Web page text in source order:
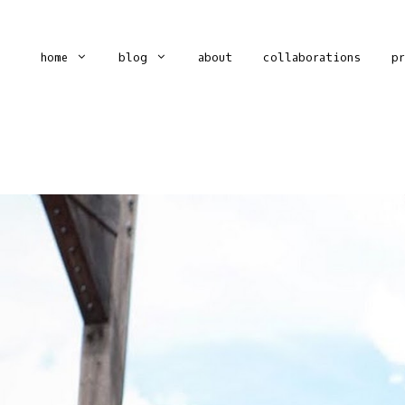
home blog about collaborations